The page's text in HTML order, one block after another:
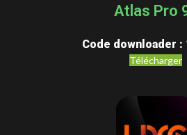
Atlas Pro
Code downloader :
Télécharger